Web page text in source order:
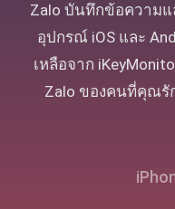
Zalo บันทึกข้อความ
อุปกรณ์ iOS และ
เหลือจาก
Zalo ของคนที่คุณ